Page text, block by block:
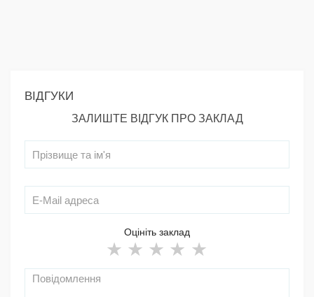
ВІДГУКИ
ЗАЛИШТЕ ВІДГУК ПРО ЗАКЛАД
Оцініть заклад